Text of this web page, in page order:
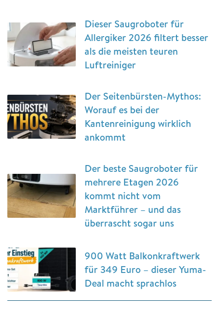
Dieser Saugroboter für
Allergiker 2026 filtert besser
als die meisten teuren
Luftreiniger
Der Seitenbürsten-Mythos:
Worauf es bei der
Kantenreinigung wirklich
ankommt
Der beste Saugroboter für
mehrere Etagen 2026
kommt nicht vom
Marktführer – und das
überrascht sogar uns
900 Watt Balkonkraftwerk
für 349 Euro – dieser Yuma-
Deal macht sprachlos